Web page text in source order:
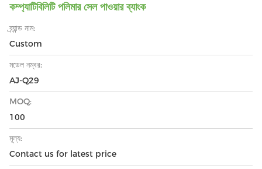
কম্প্যাটিবিলিটি পলিমার সেল পাওয়ার ব্যাংক
ব্র্যান্ড নাম:
Custom
মডেল নম্বর:
AJ-Q29
MOQ:
100
মূল্য:
Contact us for latest price